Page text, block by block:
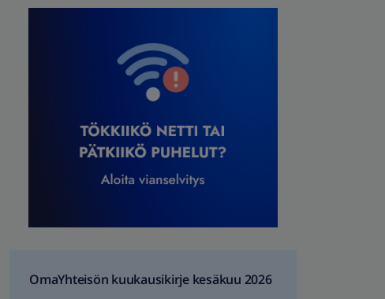
OmaYhteisön kuukausikirje kesäkuu 2026